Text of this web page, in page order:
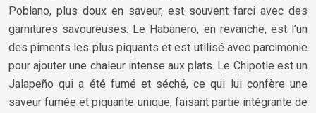
Poblano, plus doux en saveur, est souvent farci avec des
garnitures savoureuses. Le Habanero, en revanche, est l’un
des piments les plus piquants et est utilisé avec parcimonie
pour ajouter une chaleur intense aux plats. Le Chipotle est un
Jalapeño qui a été fumé et séché, ce qui lui confère une
saveur fumée et piquante unique, faisant partie intégrante de